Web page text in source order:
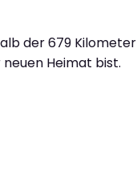
der 679 Kilometer
Heimat bist.